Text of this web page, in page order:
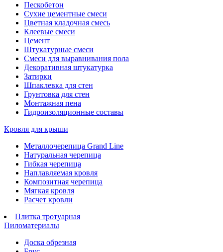
Пескобетон
Сухие цементные смеси
Цветная кладочная смесь
Клеевые смеси
Цемент
Штукатурные смеси
Смеси для выравнивания пола
Декоративная штукатурка
Затирки
Шпаклевка для стен
Грунтовка для стен
Монтажная пена
Гидроизоляционные составы
Кровля для крыши
Металлочерепица Grand Line
Натуральная черепица
Гибкая черепица
Наплавляемая кровля
Композитная черепица
Мягкая кровля
Расчет кровли
Плитка тротуарная
Пиломатериалы
Доска обрезная